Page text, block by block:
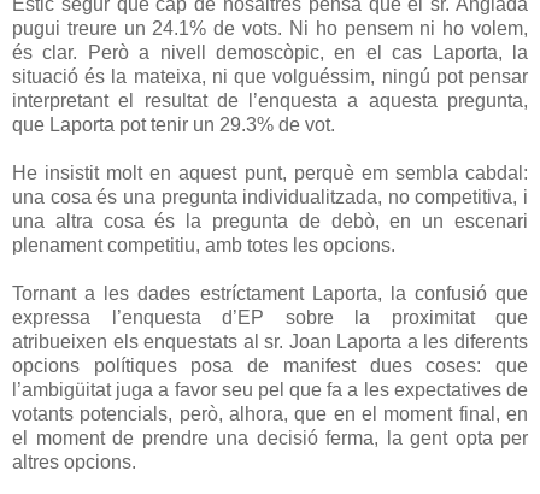
pugui treure un 24.1% de vots. Ni ho pensem ni ho volem,
és clar. Però a nivell demoscòpic, en el cas Laporta, la
situació és la mateixa, ni que volguéssim, ningú pot pensar
interpretant el resultat de l’enquesta a aquesta pregunta,
que Laporta pot tenir un 29.3% de vot.
He insistit molt en aquest punt, perquè em sembla cabdal:
una cosa és una pregunta individualitzada, no competitiva, i
una altra cosa és la pregunta de debò, en un escenari
plenament competitiu, amb totes les opcions.
Tornant a les dades estríctament Laporta, la confusió que
expressa l’enquesta d’EP sobre la proximitat que
atribueixen els enquestats al sr. Joan Laporta a les diferents
opcions polítiques posa de manifest dues coses: que
l’ambigüitat juga a favor seu pel que fa a les expectatives de
votants potencials, però, alhora, que en el moment final, en
el moment de prendre una decisió ferma, la gent opta per
altres opcions.